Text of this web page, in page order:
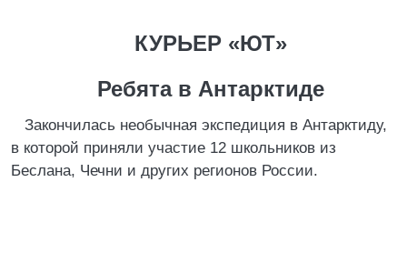
КУРЬЕР «ЮТ»
Ребята в Антарктиде
Закончилась необычная экспедиция в Антарктиду,
в которой приняли участие 12 школьников из
Беслана, Чечни и других регионов России.